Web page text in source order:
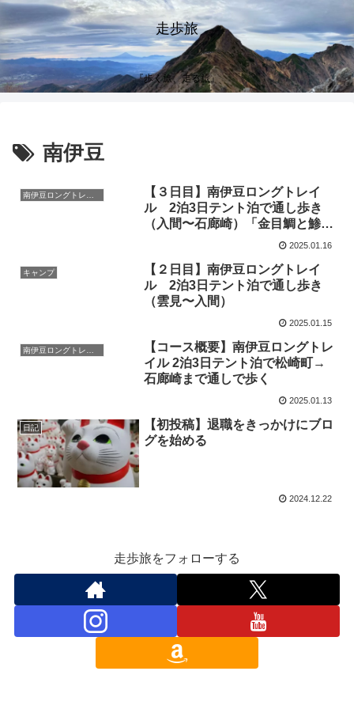
走歩旅
『歩く旅、走る旅』
南伊豆
【３日目】南伊豆ロングトレイ
ル 2泊3日テント泊で通し歩き
（入間〜石廊崎）「金目鯛と鯵の
炙り姿寿司」で居酒屋 踊り子号
2025.01.16
キャンプ
【２日目】南伊豆ロングトレイ
ル 2泊3日テント泊で通し歩き
（雲見〜入間）
2025.01.15
【コース概要】南伊豆ロングトレ
イル 2泊3日テント泊で松崎町→
石廊崎まで通しで歩く
2025.01.13
日記
【初投稿】退職をきっかけにブロ
グを始める
2024.12.22
走歩旅をフォローする